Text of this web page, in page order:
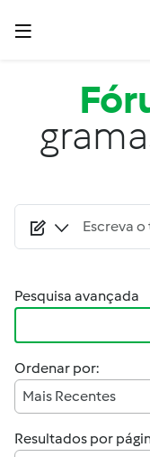
Passar para o
Pesquisa avançada
Ordenar por:
Mais Recentes
Resultados por